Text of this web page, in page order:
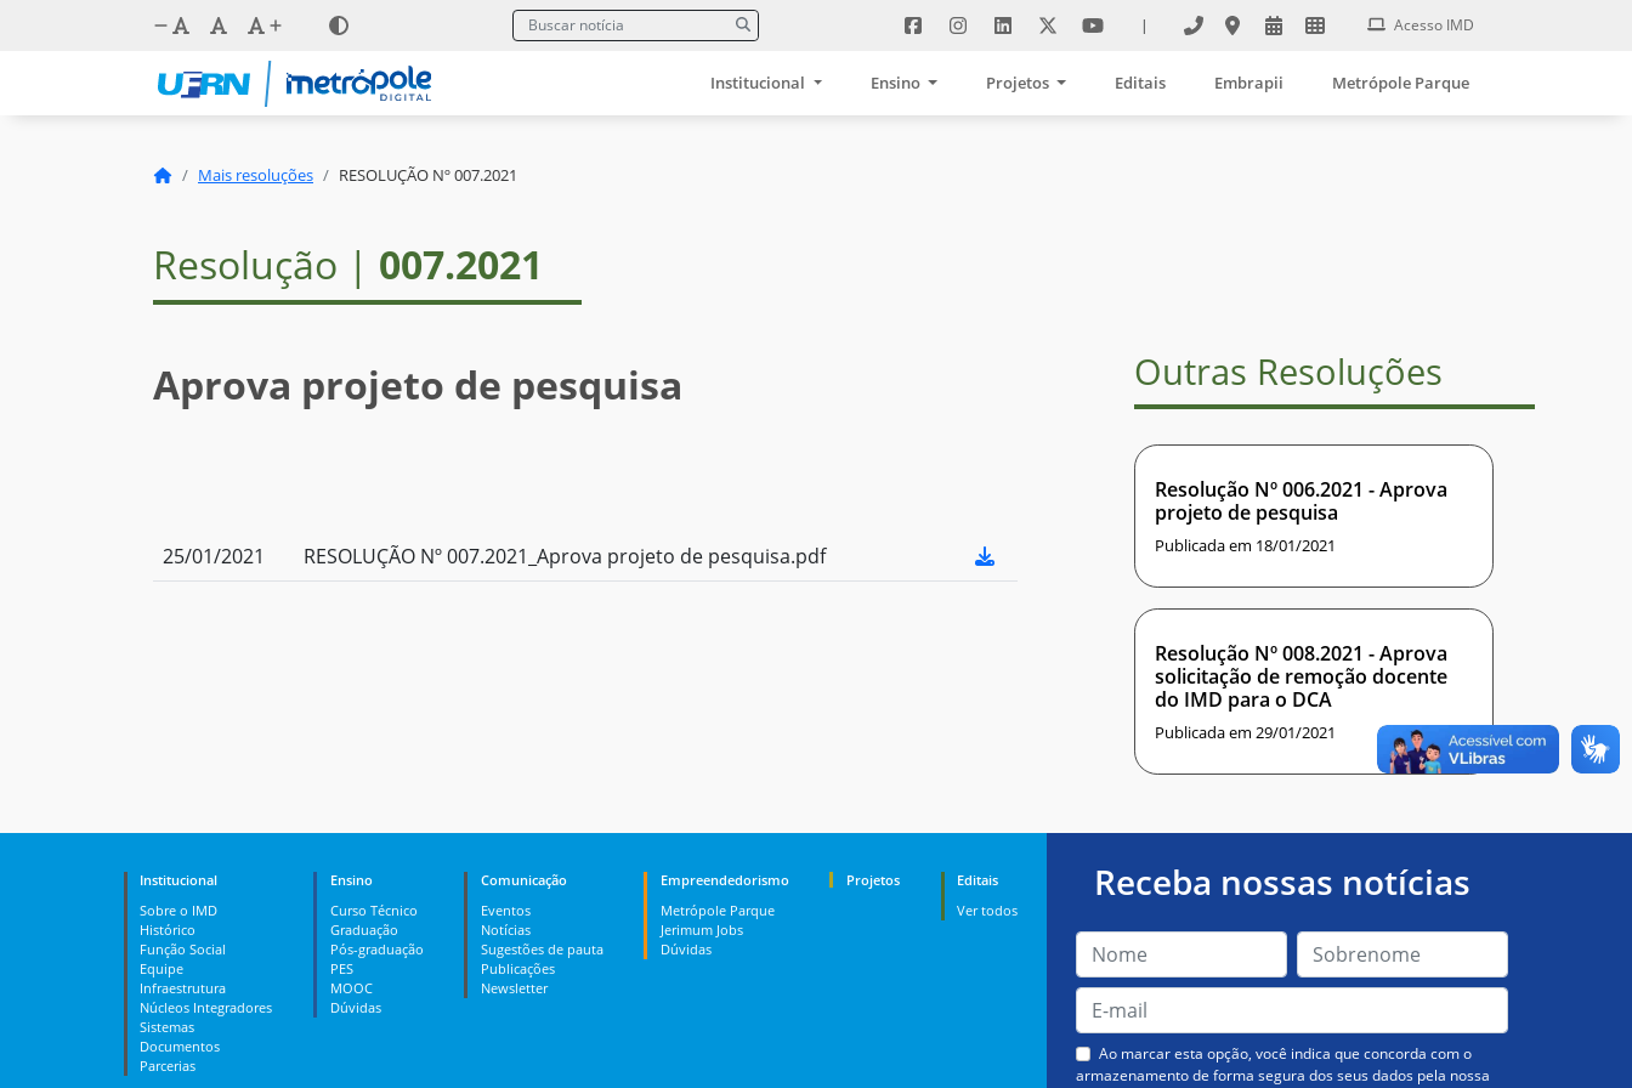
| Acesso IMD
Institucional Ensino Projetos Editais Embrapii Metrópole Parque
Mais resoluções RESOLUÇÃO Nº 007.2021
Resolução | 007.2021
Aprova projeto de pesquisa
25/01/2021 RESOLUÇÃO Nº 007.2021_Aprova projeto de pesquisa.pdf
Outras Resoluções
Resolução Nº 006.2021 - Aprova
projeto de pesquisa
Publicada em 18/01/2021
Resolução Nº 008.2021 - Aprova
solicitação de remoção docente
do IMD para o DCA
Publicada em 29/01/2021
Institucional
Sobre o IMD
Histórico
Função Social
Equipe
Infraestrutura
Núcleos Integradores
Sistemas
Documentos
Parcerias
Ensino
Curso Técnico
Graduação
Pós-graduação
PES
MOOC
Dúvidas
Comunicação
Eventos
Notícias
Sugestões de pauta
Publicações
Newsletter
Empreendedorismo
Metrópole Parque
Jerimum Jobs
Dúvidas
Projetos
Editais
Ver todos
Receba nossas notícias
Ao marcar esta opção, você indica que concorda com o
armazenamento de forma segura dos seus dados pela nossa